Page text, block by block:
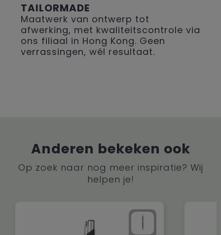
TAILORMADE
Maatwerk van ontwerp tot
afwerking, met kwaliteitscontrole via
ons filiaal in Hong Kong. Geen
verrassingen, wél resultaat.
Anderen bekeken ook
Op zoek naar nog meer inspiratie? Wij
helpen je!